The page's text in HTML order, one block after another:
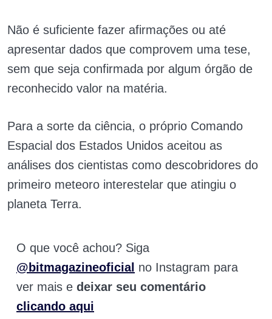
Não é suficiente fazer afirmações ou até
apresentar dados que comprovem uma tese,
sem que seja confirmada por algum órgão de
reconhecido valor na matéria.
Para a sorte da ciência, o próprio Comando
Espacial dos Estados Unidos aceitou as
análises dos cientistas como descobridores do
primeiro meteoro interestelar que atingiu o
planeta Terra.
O que você achou? Siga
@bitmagazineoficial no Instagram para
ver mais e deixar seu comentário
clicando aqui